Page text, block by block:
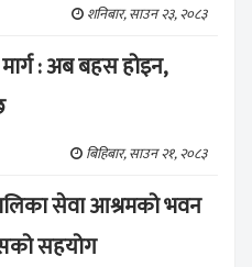
शनिबार, साउन २३, २०८३
: अब बहस होइन,
बिहिबार, साउन २१, २०८३
सेवा आश्रमको भवन
सहयोग